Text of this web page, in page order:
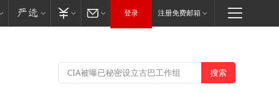
登录 注册免费邮箱